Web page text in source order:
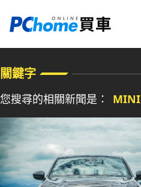
關鍵字
您搜尋的相關新聞是： MINI